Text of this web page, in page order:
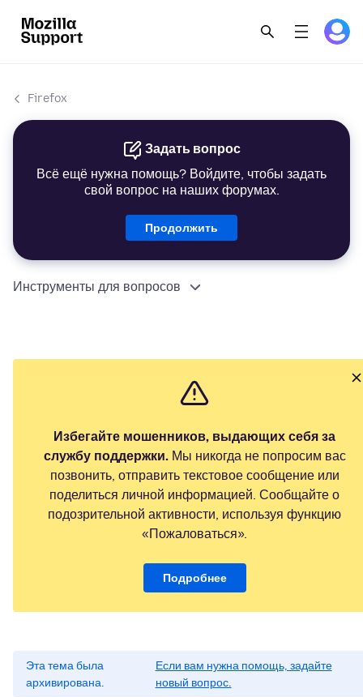
Firefox
Задать вопрос
Всё ещё нужна помощь? Войдите, чтобы задать
свой вопрос на наших форумах.
Продолжить
Инструменты для вопросов
Избегайте мошенников, выдающих себя за
службу поддержки.Мы никогда не попросим вас
позвонить, отправить текстовое сообщение или
поделиться личной информацией. Сообщайте о
подозрительной активности, используя функцию
«Пожаловаться».
Подробнее
Эта тема была
архивирована.
Если вам нужна помощь, задайте
новый вопрос.